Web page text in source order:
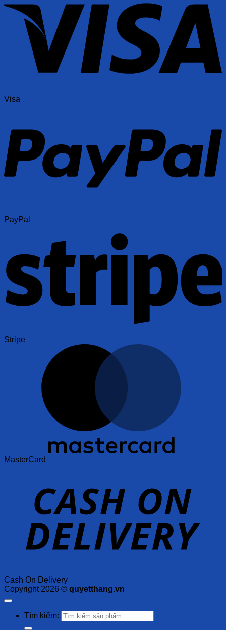
Visa
PayPal
Stripe
MasterCard
Cash On Delivery
Copyright 2026 © quyetthang.vn
Tìm kiếm: